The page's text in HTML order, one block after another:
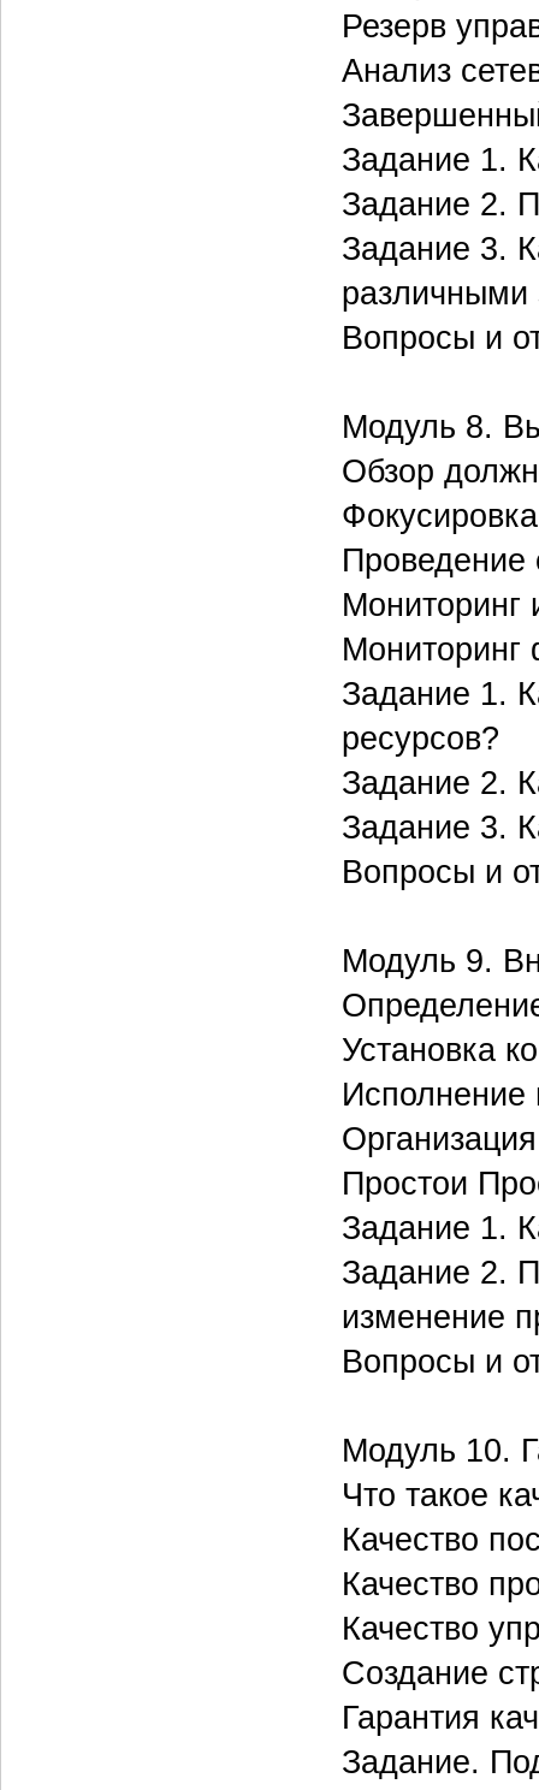
Резерв
Анализ
Задание 1.
Задание 2.
Задание 3.
различными
Вопросы и
Модуль 8.
Обзор
Проведение
Мониторинг
Мониторинг
Задание 1.
ресурсов?
Задание 2.
Задание 3.
Вопросы и
Модуль 9.
Установка
Исполнение
Простои
Задание 1.
Задание 2.
изменение
Вопросы и
Модуль 10.
Что такое
Качество
Качество
Качество
Создание
Гарантия
Задание.